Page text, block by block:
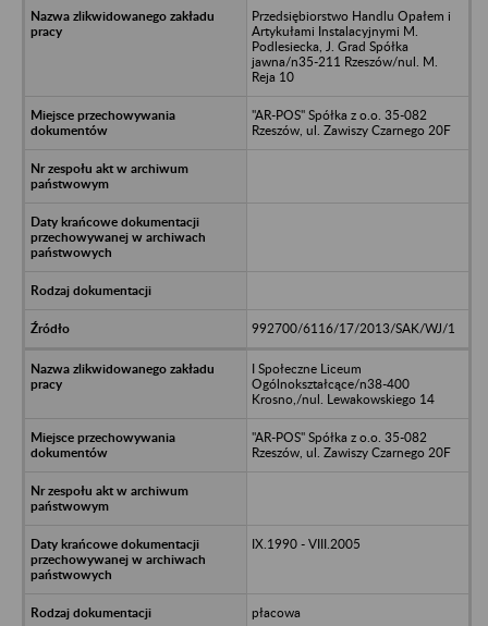
Przedsiębiorstwo Handlu Opałem i
Artykułami Instalacyjnymi M.
Podlesiecka, J. Grad Spółka
jawna/n35-211 Rzeszów/nul. M.
Reja 10
"AR-POS" Spółka z o.o. 35-082
Rzeszów, ul. Zawiszy Czarnego 20F
992700/6116/17/2013/SAK/WJ/1
I Społeczne Liceum
Ogólnokształcące/n38-400
Krosno,/nul. Lewakowskiego 14
"AR-POS" Spółka z o.o. 35-082
Rzeszów, ul. Zawiszy Czarnego 20F
IX.1990 - VIII.2005
płacowa